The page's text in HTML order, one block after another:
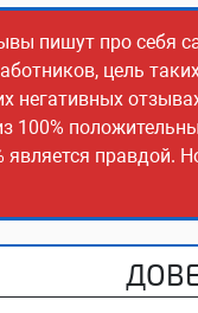
пишут про себя
цель
100%
правдой.